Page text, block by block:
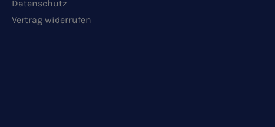
Datenschutz
Vertrag widerrufen